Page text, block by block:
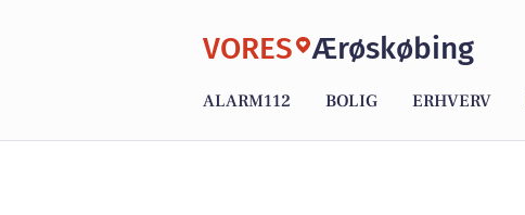
VORES Ærøskøbing
ALARM112 BOLIG ERHVERV